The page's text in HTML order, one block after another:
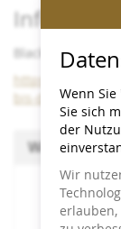
Info:
Black Table
https://
bis-dezember-
Wählen Sie
Wenn
Sie sich
der
Wir